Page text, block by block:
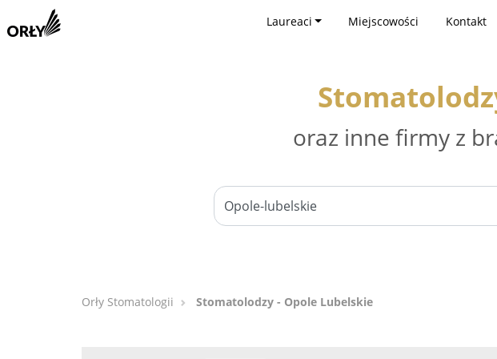
Laureaci Miejscowości Kontakt
oraz inne firmy z
Orły Stomatologii Stomatolodzy - Opole Lubelskie